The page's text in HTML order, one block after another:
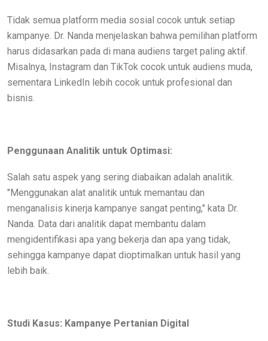
Tidak semua platform media sosial cocok untuk setiap
kampanye. Dr. Nanda menjelaskan bahwa pemilihan platform
harus didasarkan pada di mana audiens target paling aktif.
Misalnya, Instagram dan TikTok cocok untuk audiens muda,
sementara LinkedIn lebih cocok untuk profesional dan
bisnis.
Penggunaan Analitik untuk Optimasi:
Salah satu aspek yang sering diabaikan adalah analitik.
"Menggunakan alat analitik untuk memantau dan
menganalisis kinerja kampanye sangat penting," kata Dr.
Nanda. Data dari analitik dapat membantu dalam
mengidentifikasi apa yang bekerja dan apa yang tidak,
sehingga kampanye dapat dioptimalkan untuk hasil yang
lebih baik.
Studi Kasus: Kampanye Pertanian Digital